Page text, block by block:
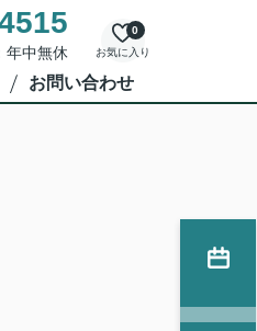
中無休 お気に入り
0
お問い合わせ